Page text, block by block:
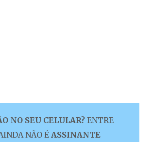
NO SEU CELULAR? ENTRE
NÃO ÉASSINANTE